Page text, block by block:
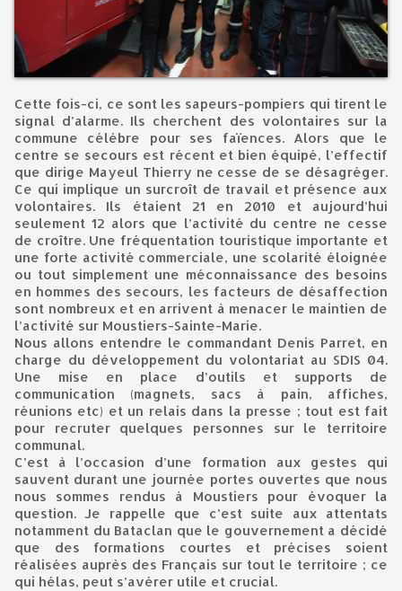
Cette fois-ci, ce sont les sapeurs-pompiers qui tirent le
signal d’alarme. Ils cherchent des volontaires sur la
commune célèbre pour ses faïences. Alors que le
centre se secours est récent et bien équipé, l’effectif
que dirige Mayeul Thierry ne cesse de se désagréger.
Ce qui implique un surcroît de travail et présence aux
volontaires. Ils étaient 21 en 2010 et aujourd’hui
seulement 12 alors que l’activité du centre ne cesse
de croître. Une fréquentation touristique importante et
une forte activité commerciale, une scolarité éloignée
ou tout simplement une méconnaissance des besoins
en hommes des secours, les facteurs de désaffection
sont nombreux et en arrivent à menacer le maintien de
l’activité sur Moustiers-Sainte-Marie.
Nous allons entendre le commandant Denis Parret, en
charge du développement du volontariat au SDIS 04.
Une mise en place d’outils et supports de
communication (magnets, sacs à pain, affiches,
réunions etc) et un relais dans la presse ; tout est fait
pour recruter quelques personnes sur le territoire
communal.
C’est à l’occasion d’une formation aux gestes qui
sauvent durant une journée portes ouvertes que nous
nous sommes rendus à Moustiers pour évoquer la
question. Je rappelle que c’est suite aux attentats
notamment du Bataclan que le gouvernement a décidé
que des formations courtes et précises soient
réalisées auprès des Français sur tout le territoire ; ce
qui hélas, peut s’avérer utile et crucial.